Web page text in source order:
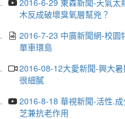
2016-6-29 東森新聞-天氣太
木反成破壞臭氧層幫兇？
2016-7-23 中廣新聞網-校園
單車環島
2016-08-12大愛新聞-興大
很細膩
2016-8-18 華視新聞-活性.
芝兼抗老作用